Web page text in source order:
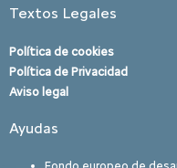
Textos Legales
Política de cookies
Política de Privacidad
Aviso legal
Ayudas